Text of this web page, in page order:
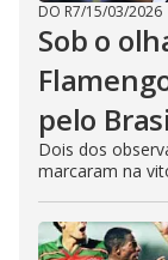
DO R7/15/03/2026
Sob o
pelo
Dois dos
marcaram na